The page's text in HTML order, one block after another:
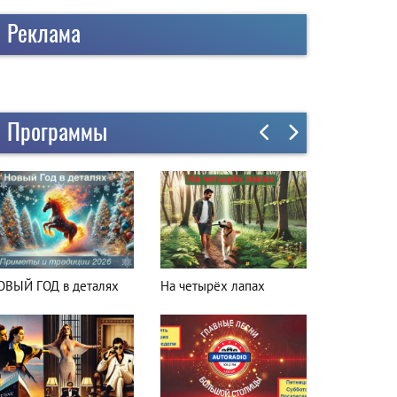
Реклама
Программы
ГОД в деталях На четырёх лапах